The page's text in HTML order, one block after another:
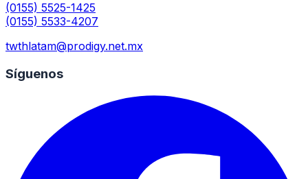
(0155) 5525-1425
(0155) 5533-4207
twthlatam@prodigy.net.mx
Síguenos